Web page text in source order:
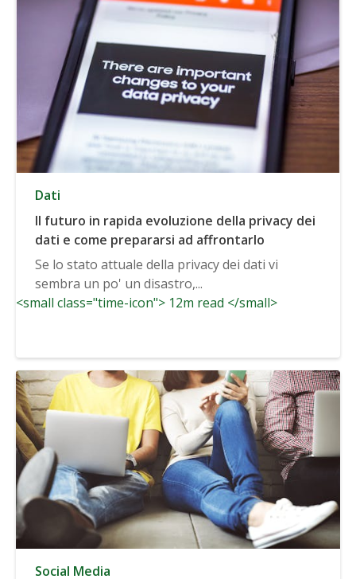
Dati
Il futuro in rapida evoluzione della privacy dei
dati e come prepararsi ad affrontarlo
Se lo stato attuale della privacy dei dati vi
sembra un po' un disastro,...
<small class="time-icon"> 12m read </small>
Social Media